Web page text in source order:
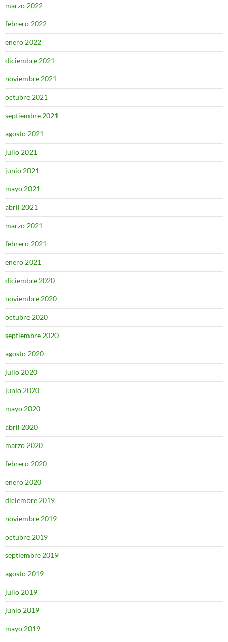
marzo 2022
febrero 2022
enero 2022
diciembre 2021
noviembre 2021
octubre 2021
septiembre 2021
agosto 2021
julio 2021
junio 2021
mayo 2021
abril 2021
marzo 2021
febrero 2021
enero 2021
diciembre 2020
noviembre 2020
octubre 2020
septiembre 2020
agosto 2020
julio 2020
junio 2020
mayo 2020
abril 2020
marzo 2020
febrero 2020
enero 2020
diciembre 2019
noviembre 2019
octubre 2019
septiembre 2019
agosto 2019
julio 2019
junio 2019
mayo 2019